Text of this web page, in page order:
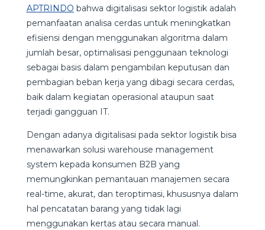
APTRINDO bahwa digitalisasi sektor logistik adalah
pemanfaatan analisa cerdas untuk meningkatkan
efisiensi dengan menggunakan algoritma dalam
jumlah besar, optimalisasi penggunaan teknologi
sebagai basis dalam pengambilan keputusan dan
pembagian beban kerja yang dibagi secara cerdas,
baik dalam kegiatan operasional ataupun saat
terjadi gangguan IT.
Dengan adanya digitalisasi pada sektor logistik bisa
menawarkan solusi warehouse management
system kepada konsumen B2B yang
memungkinkan pemantauan manajemen secara
real-time, akurat, dan teroptimasi, khususnya dalam
hal pencatatan barang yang tidak lagi
menggunakan kertas atau secara manual.